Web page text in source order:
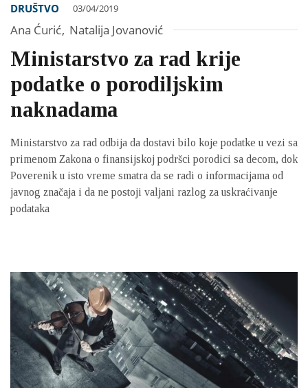
DRUŠTVO 03/04/2019
Ana Ćurić, Natalija Jovanović
Ministarstvo za rad krije
podatke o porodiljskim
naknadama
Ministarstvo za rad odbija da dostavi bilo koje podatke u vezi sa
primenom Zakona o finansijskoj podršci porodici sa decom, dok
Poverenik u isto vreme smatra da se radi o informacijama od
javnog značaja i da ne postoji valjani razlog za uskraćivanje
podataka